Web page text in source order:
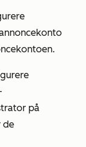
på
de